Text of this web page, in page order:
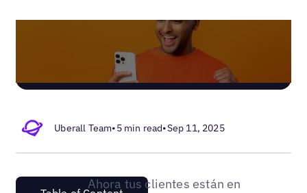
Uberall Team•5 min read•Sep 11, 2025
Ahora tus clientes están en